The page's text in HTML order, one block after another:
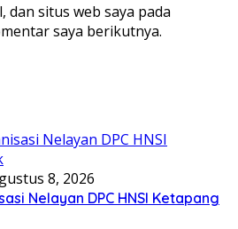
dan situs web saya pada
saya berikutnya.
8, 2026
Nelayan DPC HNSI Ketapang